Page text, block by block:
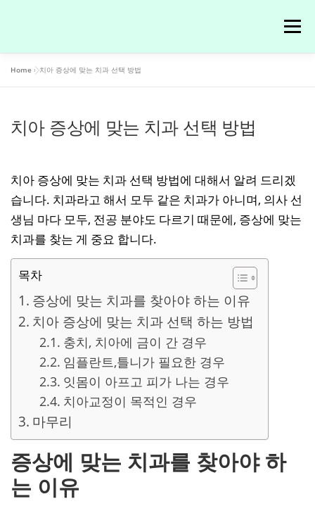
로
메뉴
Home »치아 증상에 맞는 치과 선택 방법
치아 증상에 맞는 치과 선택 방법
치아 증상에 맞는 치과 선택 방법에 대해서 알려 드리겠
습니다. 치과라고 해서 모두 같은 치과가 아니며, 의사 선
생님 마다 모두, 전공 분야도 다르기 때문에, 증상에 맞는
치과를 찾는 게 중요 합니다.
목차
증상에 맞는 치과를 찾아야 하는 이유
치아 증상에 맞는 치과 선택 하는 방법
충치, 치아에 금이 간 경우
임플란트,틀니가 필요한 경우
잇몸이 아프고 피가 나는 경우
치아교정이 목적인 경우
마무리
증상에 맞는 치과를 찾아야 하
는 이유